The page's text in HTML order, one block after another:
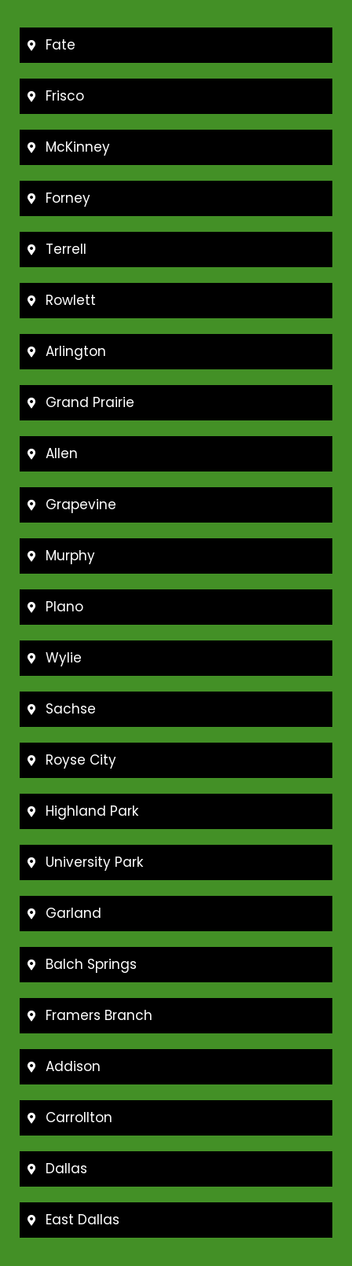
Fate
Frisco
McKinney
Forney
Terrell
Rowlett
Arlington
Grand Prairie
Allen
Grapevine
Murphy
Plano
Wylie
Sachse
Royse City
Highland Park
University Park
Garland
Balch Springs
Framers Branch
Addison
Carrollton
Dallas
East Dallas